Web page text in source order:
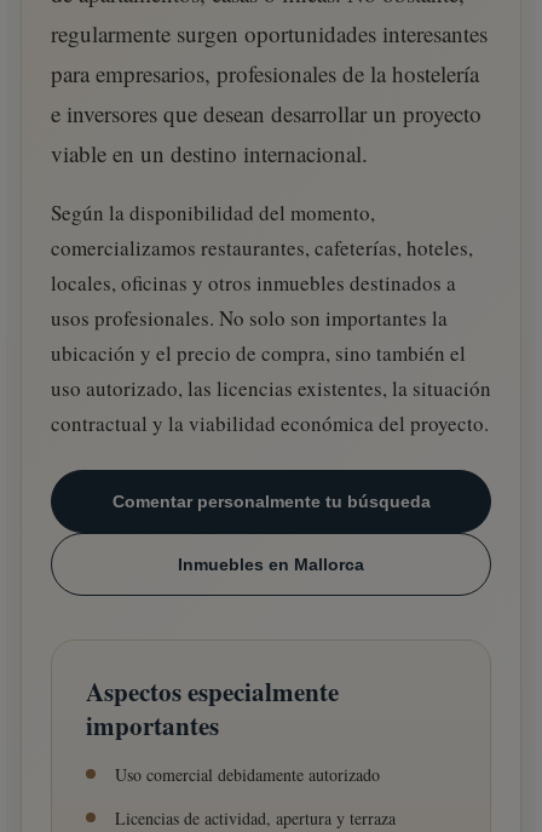
regularmente surgen oportunidades interesantes
para empresarios, profesionales de la hostelería
e inversores que desean desarrollar un proyecto
viable en un destino internacional.
Según la disponibilidad del momento,
comercializamos restaurantes, cafeterías, hoteles,
locales, oficinas y otros inmuebles destinados a
usos profesionales. No solo son importantes la
ubicación y el precio de compra, sino también el
uso autorizado, las licencias existentes, la situación
contractual y la viabilidad económica del proyecto.
Comentar personalmente tu búsqueda
Inmuebles en Mallorca
Aspectos especialmente
importantes
Uso comercial debidamente autorizado
Licencias de actividad, apertura y terraza